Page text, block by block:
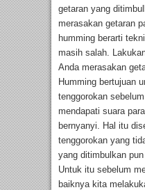
getaran yang
merasakan getaran
humming berarti
masih salah.
Anda merasakan
Humming bertujuan
tenggorokan
mendapati suara
bernyanyi. Hal itu
tenggorokan yang
yang ditimbulkan
Untuk itu sebelum
baiknya kita